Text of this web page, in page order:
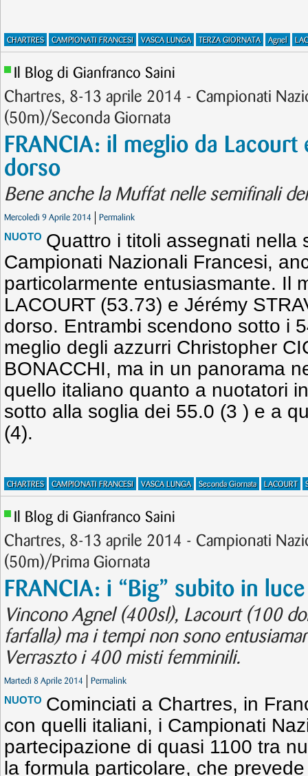
CHARTRES CAMPIONATI FRANCESI VASCA LUNGA TERZA GIORNATA Agnel
Il Blog di Gianfranco Saini
Chartres, 8-13 aprile 2014 - Campionati
(50m)/Seconda Giornata
FRANCIA: il meglio da
dorso
Bene anche la Muffat nelle semifinali
Mercoledì 9 Aprile 2014 Permalink
NUOTO Quattro i titoli assegnati nella
Campionati Nazionali Francesi,
particolarmente entusiasmante. Il
LACOURT (53.73) e Jérémy
dorso. Entrambi scendono sotto i
meglio degli azzurri Christopher
BONACCHI, ma in un panorama
quello italiano quanto a nuotatori
sotto alla soglia dei 55.0 (3 ) e a
(4).
CHARTRES CAMPIONATI FRANCESI VASCA LUNGA Seconda Giornata LACOURT
Il Blog di Gianfranco Saini
Chartres, 8-13 aprile 2014 - Campionati
(50m)/Prima Giornata
FRANCIA: i “Big” subito in luce
Vincono Agnel (400sl), Lacourt (100
farfalla) ma i tempi non sono
Verraszto i 400 misti femminili.
Martedì 8 Aprile 2014 Permalink
NUOTO Cominciati a Chartres, in
con quelli italiani, i Campionati
partecipazione di quasi 1100 tra
la formula particolare, che